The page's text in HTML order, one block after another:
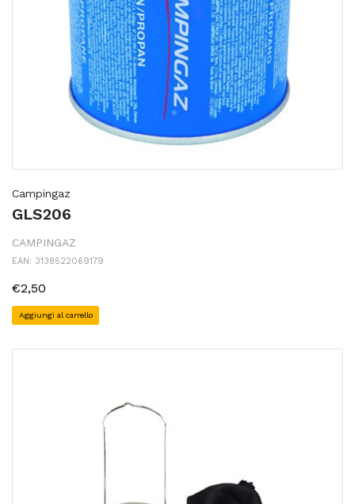
Campingaz
GLS206
CAMPINGAZ
EAN: 3138522069179
€2,50
Aggiungi al carrello